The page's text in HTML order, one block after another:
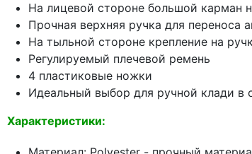
На лицевой стороне большой карман
Прочная верхняя ручка для переноса
На тыльной стороне крепление на
Регулируемый плечевой ремень
4 пластиковые ножки
Идеальный выбор для ручной клади в
Характеристики: